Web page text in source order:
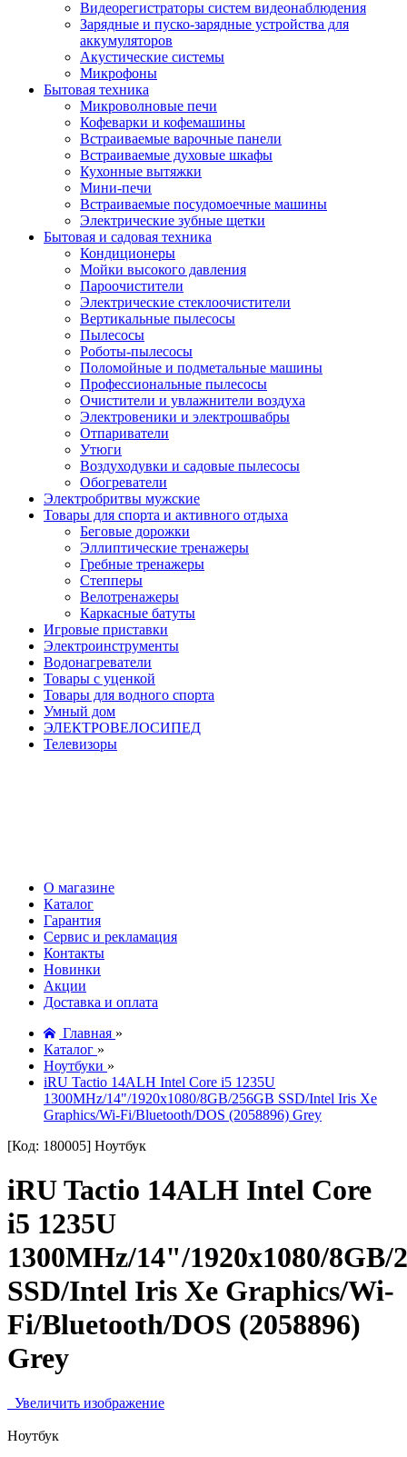
Видеорегистраторы систем видеонаблюдения
Зарядные и пуско-зарядные устройства для
аккумуляторов
Акустические системы
Микрофоны
Бытовая техника
Микроволновые печи
Кофеварки и кофемашины
Встраиваемые варочные панели
Встраиваемые духовые шкафы
Кухонные вытяжки
Мини-печи
Встраиваемые посудомоечные машины
Электрические зубные щетки
Бытовая и садовая техника
Кондиционеры
Мойки высокого давления
Пароочистители
Электрические стеклоочистители
Вертикальные пылесосы
Пылесосы
Роботы-пылесосы
Поломойные и подметальные машины
Профессиональные пылесосы
Очистители и увлажнители воздуха
Электровеники и электрошвабры
Отпариватели
Утюги
Воздуходувки и садовые пылесосы
Обогреватели
Электробритвы мужские
Товары для спорта и активного отдыха
Беговые дорожки
Эллиптические тренажеры
Гребные тренажеры
Степперы
Велотренажеры
Каркасные батуты
Игровые приставки
Электроинструменты
Водонагреватели
Товары с уценкой
Товары для водного спорта
Умный дом
ЭЛЕКТРОВЕЛОСИПЕД
Телевизоры
О магазине
Каталог
Гарантия
Сервис и рекламация
Контакты
Новинки
Акции
Доставка и оплата
Главная »
Каталог »
Ноутбуки »
iRU Tactio 14ALH Intel Core i5 1235U
1300MHz/14"/1920x1080/8GB/256GB SSD/Intel Iris Xe
Graphics/Wi-Fi/Bluetooth/DOS (2058896) Grey
[Код: 180005] Ноутбук
iRU Tactio 14ALH Intel Core
i5 1235U
1300MHz/14"/1920x1080/8GB/
SSD/Intel Iris Xe Graphics/Wi-
Fi/Bluetooth/DOS (2058896)
Grey
Увеличить изображение
Ноутбук